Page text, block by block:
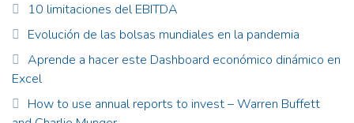
10 limitaciones del EBITDA
Evolución de las bolsas mundiales en la pandemia
Aprende a hacer este Dashboard económico dinámico en
Excel
How to use annual reports to invest – Warren Buffett